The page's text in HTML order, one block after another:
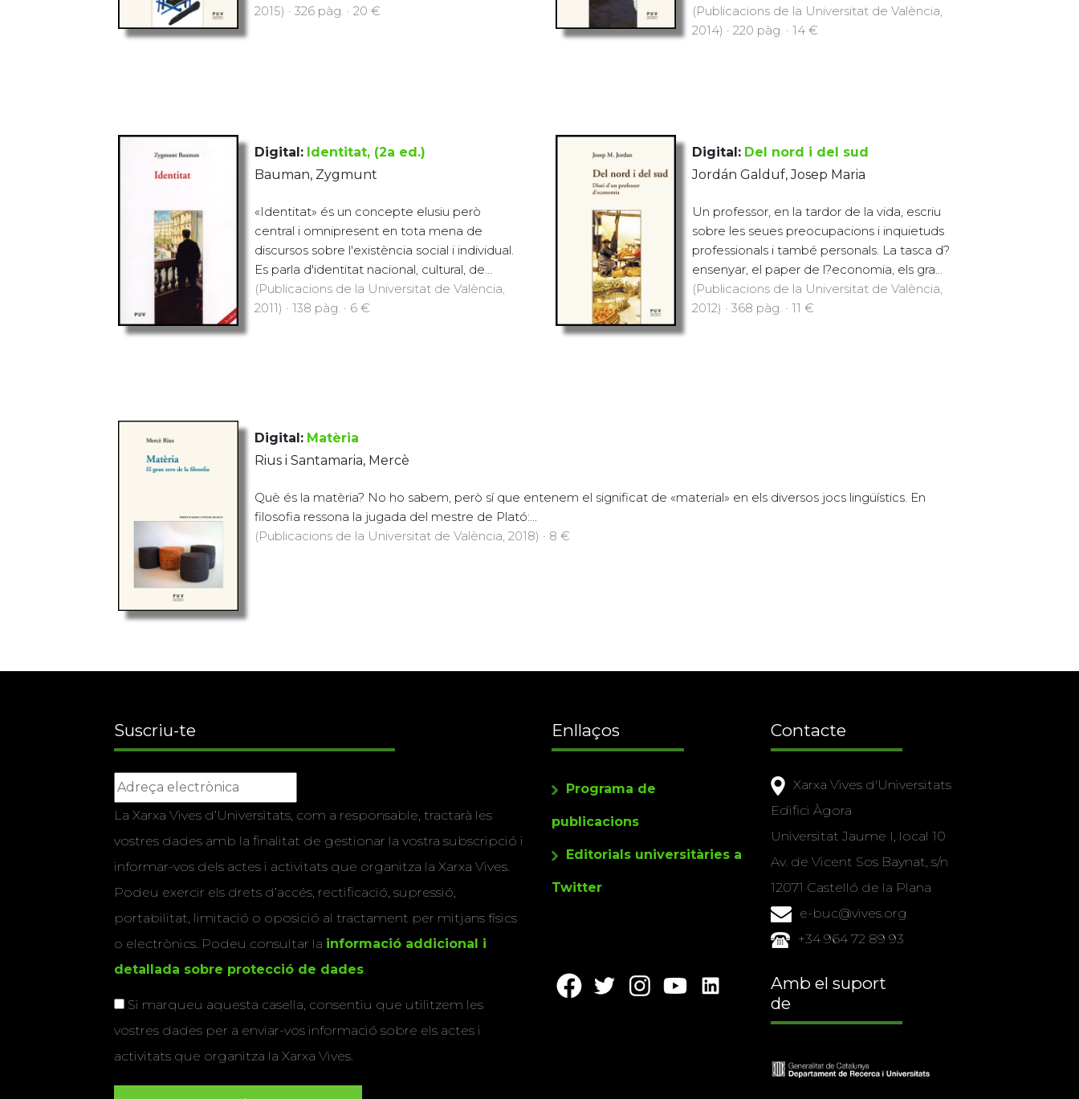
2015) · 326 pàg. · 20 €
(Publicacions de la Universitat de València,
2014) · 220 pàg. · 14 €
Digital: Identitat, (2a ed.)
Bauman, Zygmunt
«Identitat» és un concepte elusiu però
central i omnipresent en tota mena de
discursos sobre l'existència social i individual.
Es parla d'identitat nacional, cultural, de...
(Publicacions de la Universitat de València,
2011) · 138 pàg. · 6 €
Digital: Del nord i del sud
Jordán Galduf, Josep Maria
Un professor, en la tardor de la vida, escriu
sobre les seues preocupacions i inquietuds
professionals i també personals. La tasca d?
ensenyar, el paper de l?economia, els gra...
(Publicacions de la Universitat de València,
2012) · 368 pàg. · 11 €
Digital: Matèria
Rius i Santamaria, Mercè
Què és la matèria? No ho sabem, però sí que entenem el significat de «material» en els diversos jocs lingüístics. En
filosofia ressona la jugada del mestre de Plató:...
(Publicacions de la Universitat de València, 2018) · 8 €
Suscriu-te
La Xarxa Vives d’Universitats, com a responsable, tractarà les
vostres dades amb la finalitat de gestionar la vostra subscripció i
informar-vos dels actes i activitats que organitza la Xarxa Vives.
Podeu exercir els drets d’accés, rectificació, supressió,
portabilitat, limitació o oposició al tractament per mitjans físics
o electrònics. Podeu consultar la informació addicional i
detallada sobre protecció de dades.
Si marqueu aquesta casella, consentiu que utilitzem les
vostres dades per a enviar-vos informació sobre els actes i
activitats que organitza la Xarxa Vives.
Enllaços
Programa de
publicacions
Editorials universitàries a
Twitter
Contacte
Xarxa Vives d'Universitats
Edifici Àgora
Universitat Jaume I, local 10
Av. de Vicent Sos Baynat, s/n
12071 Castelló de la Plana
e-buc@vives.org
+34 964 72 89 93
Amb el suport
de